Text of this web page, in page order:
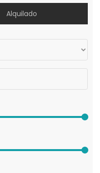
Alquilado